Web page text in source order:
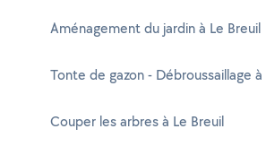
Aménagement du jardin à Le Breuil
Tonte de gazon - Débroussaillage à
Couper les arbres à Le Breuil